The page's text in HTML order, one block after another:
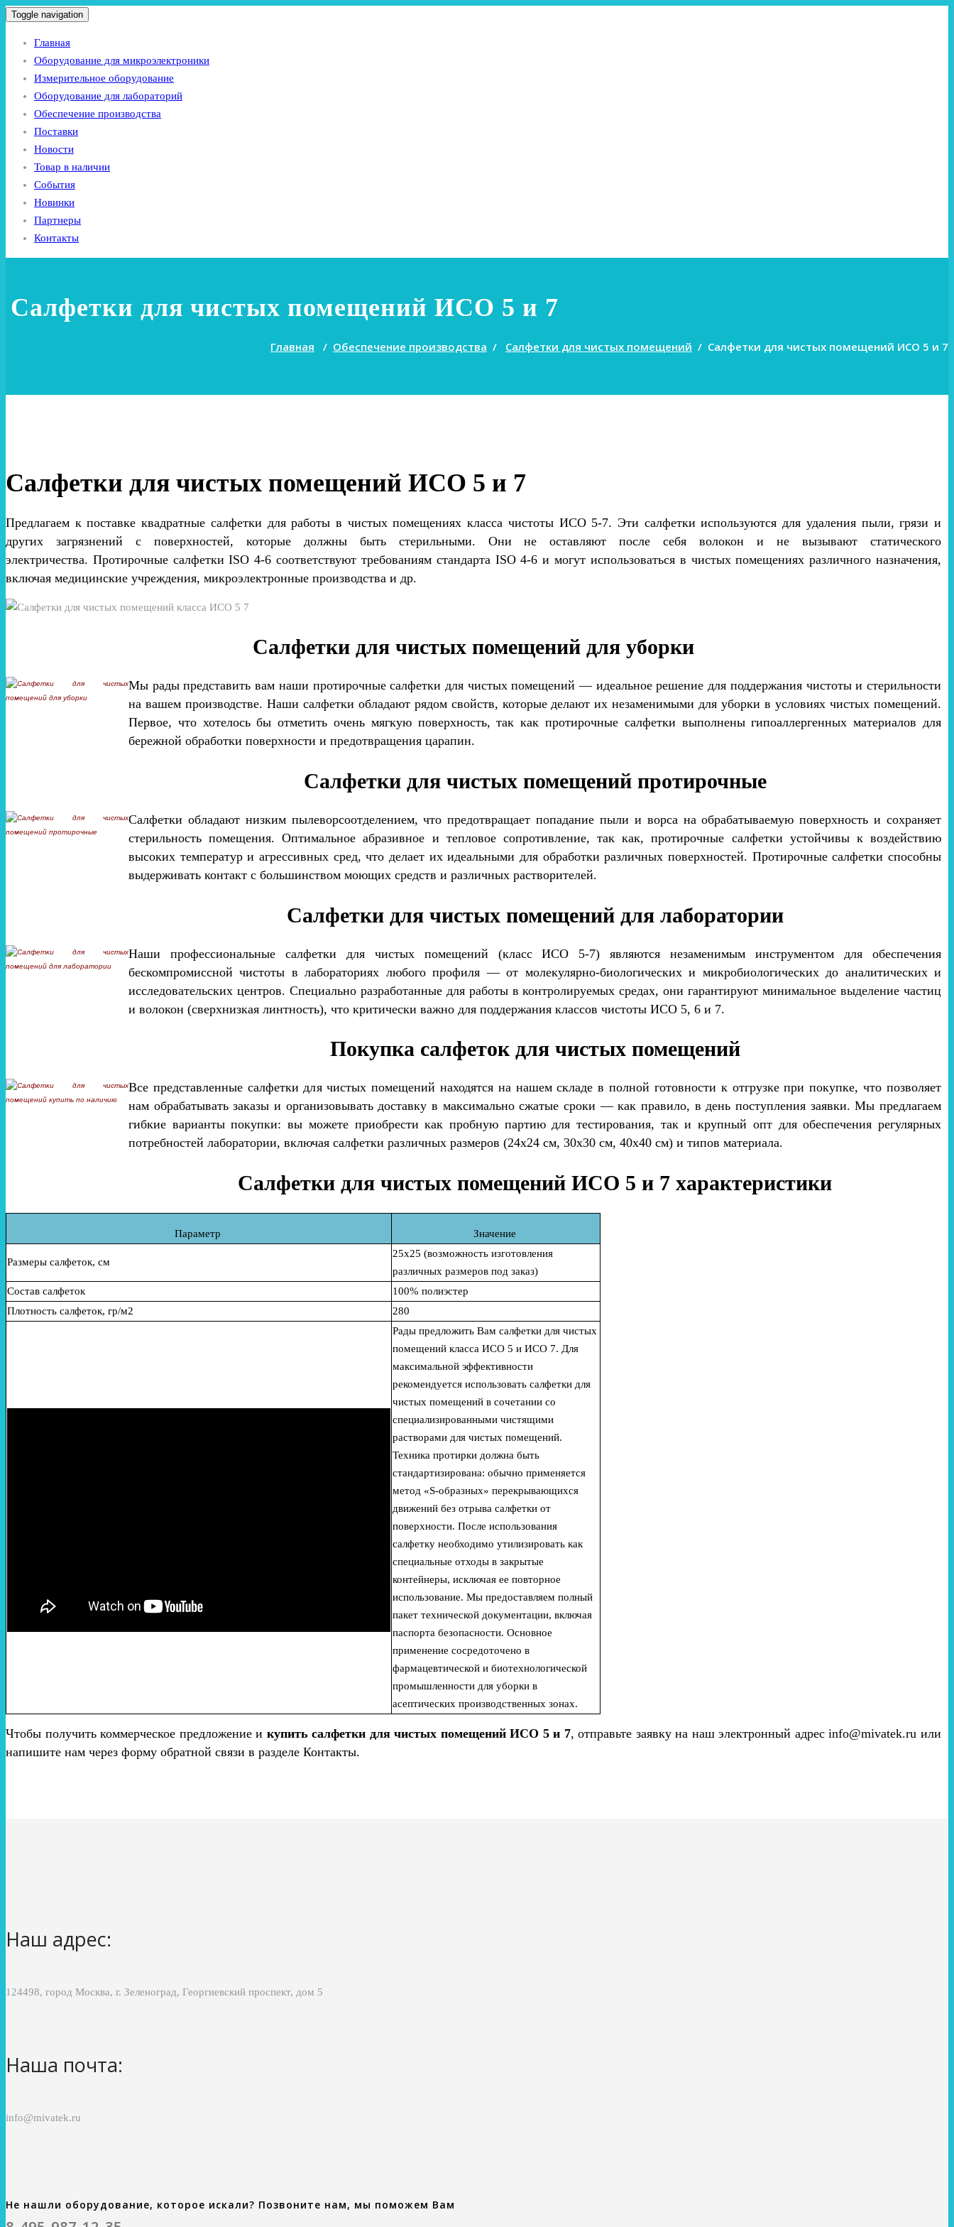
Toggle navigation
Главная
Оборудование для микроэлектроники
Измерительное оборудование
Оборудование для лабораторий
Обеспечение производства
Поставки
Новости
Товар в наличии
События
Новинки
Партнеры
Контакты
Салфетки для чистых помещений ИСО 5 и 7
Главная / Обеспечение производства / Салфетки для чистых помещений / Салфетки для чистых помещений ИСО 5 и 7
Салфетки для чистых помещений ИСО 5 и 7
Предлагаем к поставке квадратные салфетки для работы в чистых помещениях класса чистоты ИСО 5-7. Эти салфетки используются для удаления пыли, грязи и
других загрязнений с поверхностей, которые должны быть стерильными. Они не оставляют после себя волокон и не вызывают статического
электричества. Протирочные салфетки ISO 4-6 соответствуют требованиям стандарта ISO 4-6 и могут использоваться в чистых помещениях различного назначения,
включая медицинские учреждения, микроэлектронные производства и др.
Салфетки для чистых помещений для уборки
Мы рады представить вам наши протирочные салфетки для чистых помещений — идеальное решение для поддержания чистоты и стерильности
на вашем производстве. Наши салфетки обладают рядом свойств, которые делают их незаменимыми для уборки в условиях чистых помещений.
Первое, что хотелось бы отметить очень мягкую поверхность, так как протирочные салфетки выполнены гипоаллергенных материалов для
бережной обработки поверхности и предотвращения царапин.
Салфетки для чистых помещений протирочные
Салфетки обладают низким пылеворсоотделением, что предотвращает попадание пыли и ворса на обрабатываемую поверхность и сохраняет
стерильность помещения. Оптимальное абразивное и тепловое сопротивление, так как, протирочные салфетки устойчивы к воздействию
высоких температур и агрессивных сред, что делает их идеальными для обработки различных поверхностей. Протирочные салфетки способны
выдерживать контакт с большинством моющих средств и различных растворителей.
Салфетки для чистых помещений для лаборатории
Наши профессиональные салфетки для чистых помещений (класс ИСО 5-7) являются незаменимым инструментом для обеспечения
бескомпромиссной чистоты в лабораториях любого профиля — от молекулярно-биологических и микробиологических до аналитических и
исследовательских центров. Специально разработанные для работы в контролируемых средах, они гарантируют минимальное выделение частиц
и волокон (сверхнизкая линтность), что критически важно для поддержания классов чистоты ИСО 5, 6 и 7.
Покупка салфеток для чистых помещений
Все представленные салфетки для чистых помещений находятся на нашем складе в полной готовности к отгрузке при покупке, что позволяет
нам обрабатывать заказы и организовывать доставку в максимально сжатые сроки — как правило, в день поступления заявки. Мы предлагаем
гибкие варианты покупки: вы можете приобрести как пробную партию для тестирования, так и крупный опт для обеспечения регулярных
потребностей лаборатории, включая салфетки различных размеров (24х24 см, 30х30 см, 40х40 см) и типов материала.
Салфетки для чистых помещений ИСО 5 и 7 характеристики
Параметр Значение
Размеры салфеток, см
25х25 (возможность изготовления
различных размеров под заказ)
Состав салфеток
100% полиэстер
Плотность салфеток, гр/м2
280
Рады предложить Вам салфетки для чистых
помещений класса ИСО 5 и ИСО 7. Для
максимальной эффективности
рекомендуется использовать салфетки для
чистых помещений в сочетании со
специализированными чистящими
растворами для чистых помещений.
Техника протирки должна быть
стандартизирована: обычно применяется
метод «S-образных» перекрывающихся
движений без отрыва салфетки от
поверхности. После использования
салфетку необходимо утилизировать как
специальные отходы в закрытые
контейнеры, исключая ее повторное
использование. Мы предоставляем полный
пакет технической документации, включая
паспорта безопасности. Основное
применение сосредоточено в
фармацевтической и биотехнологической
промышленности для уборки в
асептических производственных зонах.
Чтобы получить коммерческое предложение и купить салфетки для чистых помещений ИСО 5 и 7, отправьте заявку на наш электронный адрес info@mivatek.ru или
напишите нам через форму обратной связи в разделе Контакты.
Наш адрес:
124498, город Москва, г. Зеленоград, Георгиевский проспект, дом 5
Наша почта:
info@mivatek.ru
Не нашли оборудование, которое искали? Позвоните нам, мы поможем Вам